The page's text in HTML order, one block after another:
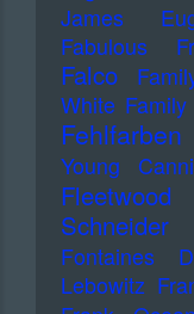
James
Fabulous
Falco
White Family
Fehlfarben
Young
Schneider
Fontaines
Lebowitz